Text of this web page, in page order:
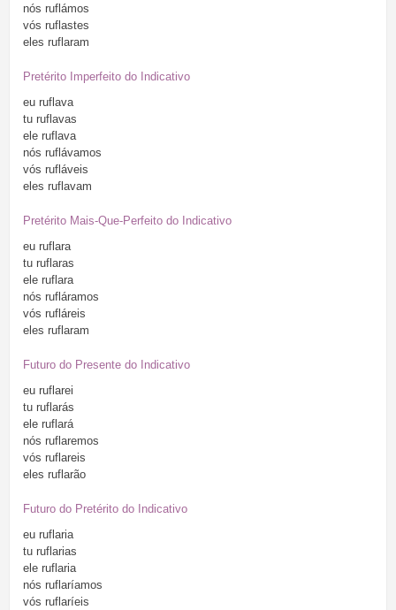
nós ruflámos
vós ruflastes
eles ruflaram
Pretérito Imperfeito do Indicativo
eu ruflava
tu ruflavas
ele ruflava
nós ruflávamos
vós rufláveis
eles ruflavam
Pretérito Mais-Que-Perfeito do Indicativo
eu ruflara
tu ruflaras
ele ruflara
nós rufláramos
vós rufláreis
eles ruflaram
Futuro do Presente do Indicativo
eu ruflarei
tu ruflarás
ele ruflará
nós ruflaremos
vós ruflareis
eles ruflarão
Futuro do Pretérito do Indicativo
eu ruflaria
tu ruflarias
ele ruflaria
nós ruflaríamos
vós ruflaríeis